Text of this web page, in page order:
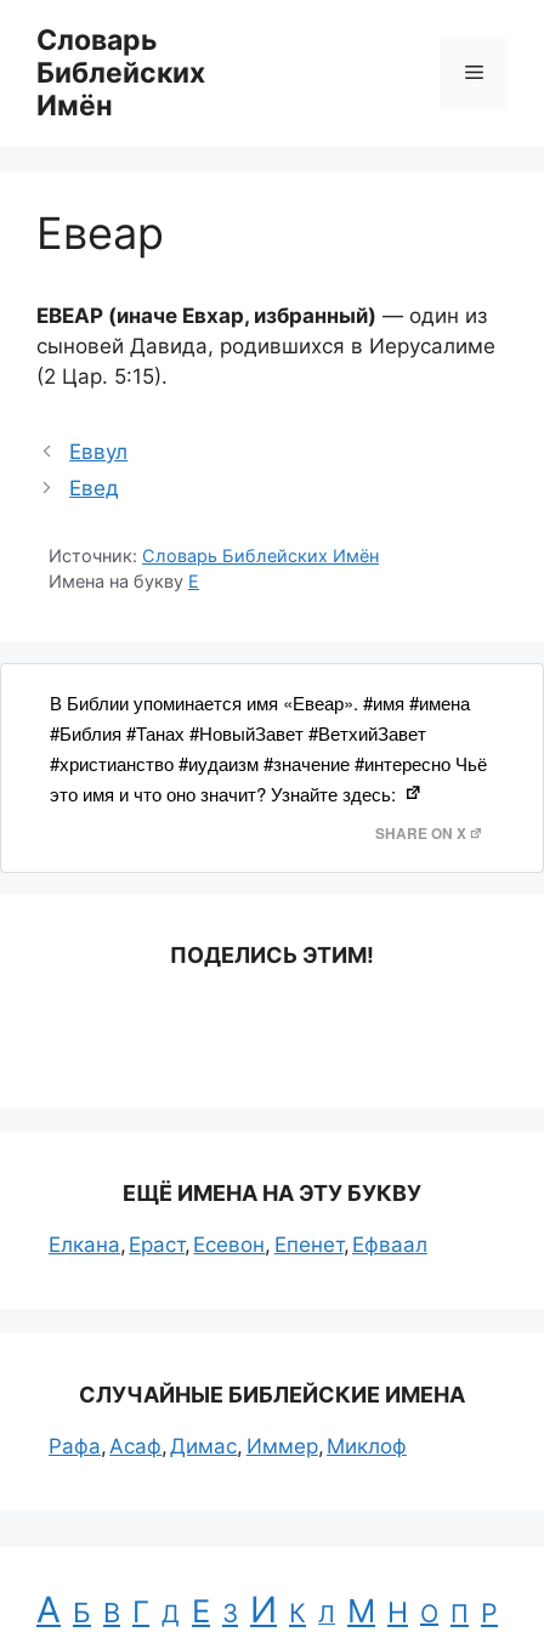
содержимому
Словарь
Библейских
Имён
Меню
Евеар
ЕВЕАР (иначе Евхар, избранный) — один из
сыновей Давида, родившихся в Иерусалиме
(2 Цар. 5:15).
Еввул
Евед
Источник: Словарь Библейских Имён
Имена на букву Е
В Библии упоминается имя «Евеар». #имя #имена
#Библия #Танах #НовыйЗавет #ВетхийЗавет
#христианство #иудаизм #значение #интересно Чьё
это имя и что оно значит? Узнайте здесь:
SHARE ON X
ПОДЕЛИСЬ ЭТИМ!
ЕЩЁ ИМЕНА НА ЭТУ БУКВУ
Елкана Ераст Есевон Епенет Ефваал
СЛУЧАЙНЫЕ БИБЛЕЙСКИЕ ИМЕНА
Рафа Асаф Димас Иммер Миклоф
А Б В Г Д Е З И К Л М Н О П Р